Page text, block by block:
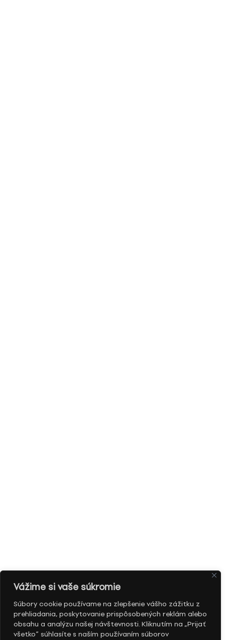
Vážime si vaše súkromie
Súbory cookie používame na zlepšenie vášho zážitku z
prehliadania, poskytovanie prispôsobených reklám alebo
obsahu a analýzu našej návštevnosti. Kliknutím na „Prijať
všetko“ súhlasíte s naším používaním súborov